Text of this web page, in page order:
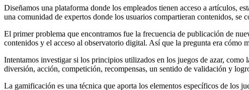
Diseñamos una plataforma donde los empleados tienen acceso a artículos,
una comunidad de expertos donde los usuarios compartieran contenidos,
El primer problema que encontramos fue la frecuencia de publicación de
contenidos y el acceso al observatorio digital. Así que la pregunta era cómo
Intentamos investigar si los principios utilizados en los juegos de azar,
diversión, acción, competición, recompensas, un sentido de validación y
La gamificación es una técnica que aporta los elementos específicos de los